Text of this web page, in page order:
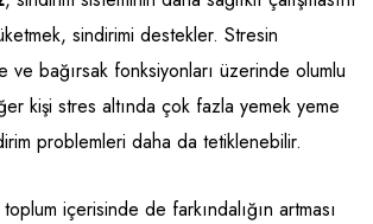
sindirimi destekler. Stresin
ve bağırsak fonksiyonları üzerinde olumlu
kişi stres altında çok fazla yemek yeme
problemleri daha da tetiklenebilir.
içerisinde de farkındalığın artması